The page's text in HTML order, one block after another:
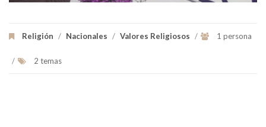
Religión / Nacionales / Valores Religiosos / 1 persona
/ 2 temas